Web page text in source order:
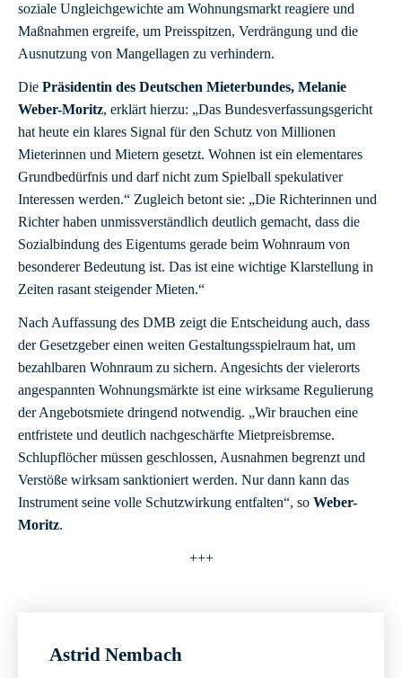
soziale Ungleichgewichte am Wohnungsmarkt reagiere und
Maßnahmen ergreife, um Preisspitzen, Verdrängung und die
Ausnutzung von Mangellagen zu verhindern.
Die Präsidentin des Deutschen Mieterbundes, Melanie
Weber-Moritz, erklärt hierzu: „Das Bundesverfassungsgericht
hat heute ein klares Signal für den Schutz von Millionen
Mieterinnen und Mietern gesetzt. Wohnen ist ein elementares
Grundbedürfnis und darf nicht zum Spielball spekulativer
Interessen werden.“ Zugleich betont sie: „Die Richterinnen und
Richter haben unmissverständlich deutlich gemacht, dass die
Sozialbindung des Eigentums gerade beim Wohnraum von
besonderer Bedeutung ist. Das ist eine wichtige Klarstellung in
Zeiten rasant steigender Mieten.“
Nach Auffassung des DMB zeigt die Entscheidung auch, dass
der Gesetzgeber einen weiten Gestaltungsspielraum hat, um
bezahlbaren Wohnraum zu sichern. Angesichts der vielerorts
angespannten Wohnungsmärkte ist eine wirksame Regulierung
der Angebotsmiete dringend notwendig. „Wir brauchen eine
entfristete und deutlich nachgeschärfte Mietpreisbremse.
Schlupflöcher müssen geschlossen, Ausnahmen begrenzt und
Verstöße wirksam sanktioniert werden. Nur dann kann das
Instrument seine volle Schutzwirkung entfalten“, so Weber-
Moritz.
+++
Astrid Nembach